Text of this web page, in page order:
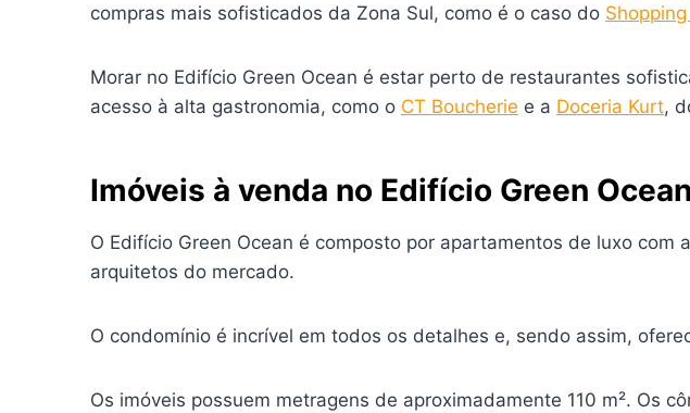
compras mais sofisticados da Zona Sul, como é o caso do
Morar no Edifício Green Ocean é estar perto de restaurantes
acesso à alta gastronomia, como o CT Boucherie e a Doceria Kurt,
Imóveis à venda no Edifício Green
O Edifício Green Ocean é composto por apartamentos de luxo
arquitetos do mercado.
O condomínio é incrível em todos os detalhes e, sendo assim,
Os imóveis possuem metragens de aproximadamente 110 m². Os